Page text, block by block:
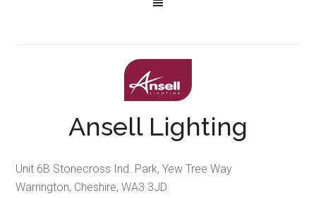
Ansell Lighting
Unit 6B Stonecross Ind. Park, Yew Tree Way
Warrington, Cheshire, WA3 3JD